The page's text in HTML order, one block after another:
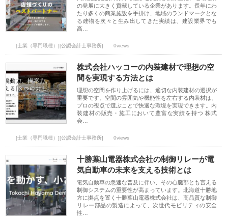
の発展に大きく貢献している企業があります。長年にわ
たり多くの商業施設を手掛け、地域のランドマークとな
る建物を次々と生み出してきた実績は、建設業界でも
高…
[士業（専門職種）][公認会計士事務所] 0views
株式会社ハッコーの内装建材で理想の空
間を実現する方法とは
理想の空間を作り上げるには、適切な内装建材の選択が
重要です。空間の雰囲気や機能性を左右する内装材は、
プロの視点で選ぶことで快適な環境を実現できます。内
装建材の販売・施工において豊富な実績を持つ 株式
会…
[士業（専門職種）][公認会計士事務所] 0views
十勝葉山電器株式会社の制御リレーが電
気自動車の未来を支える技術とは
電気自動車の急速な普及に伴い、その心臓部とも言える
制御システムの重要性が高まっています。北海道十勝地
方に拠点を置く十勝葉山電器株式会社は、高品質な制御
リレー部品の製造によって、次世代モビリティの安全
性…